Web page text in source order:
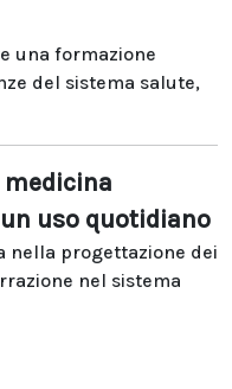
una formazione
del sistema salute,
medicina
uso quotidiano
nella progettazione dei
nel sistema